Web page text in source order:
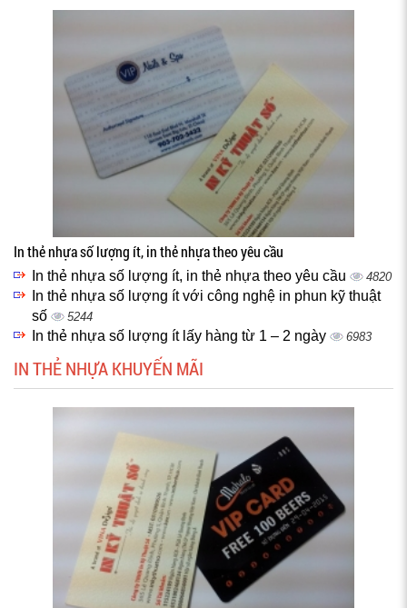
In thẻ nhựa số lượng ít, in thẻ nhựa theo yêu cầu
In thẻ nhựa số lượng ít, in thẻ nhựa theo yêu cầu 4820
In thẻ nhựa số lượng ít với công nghệ in phun kỹ thuật
số
5244
In thẻ nhựa số lượng ít lấy hàng từ 1 – 2 ngày 6983
IN THẺ NHỰA KHUYẾN MÃI